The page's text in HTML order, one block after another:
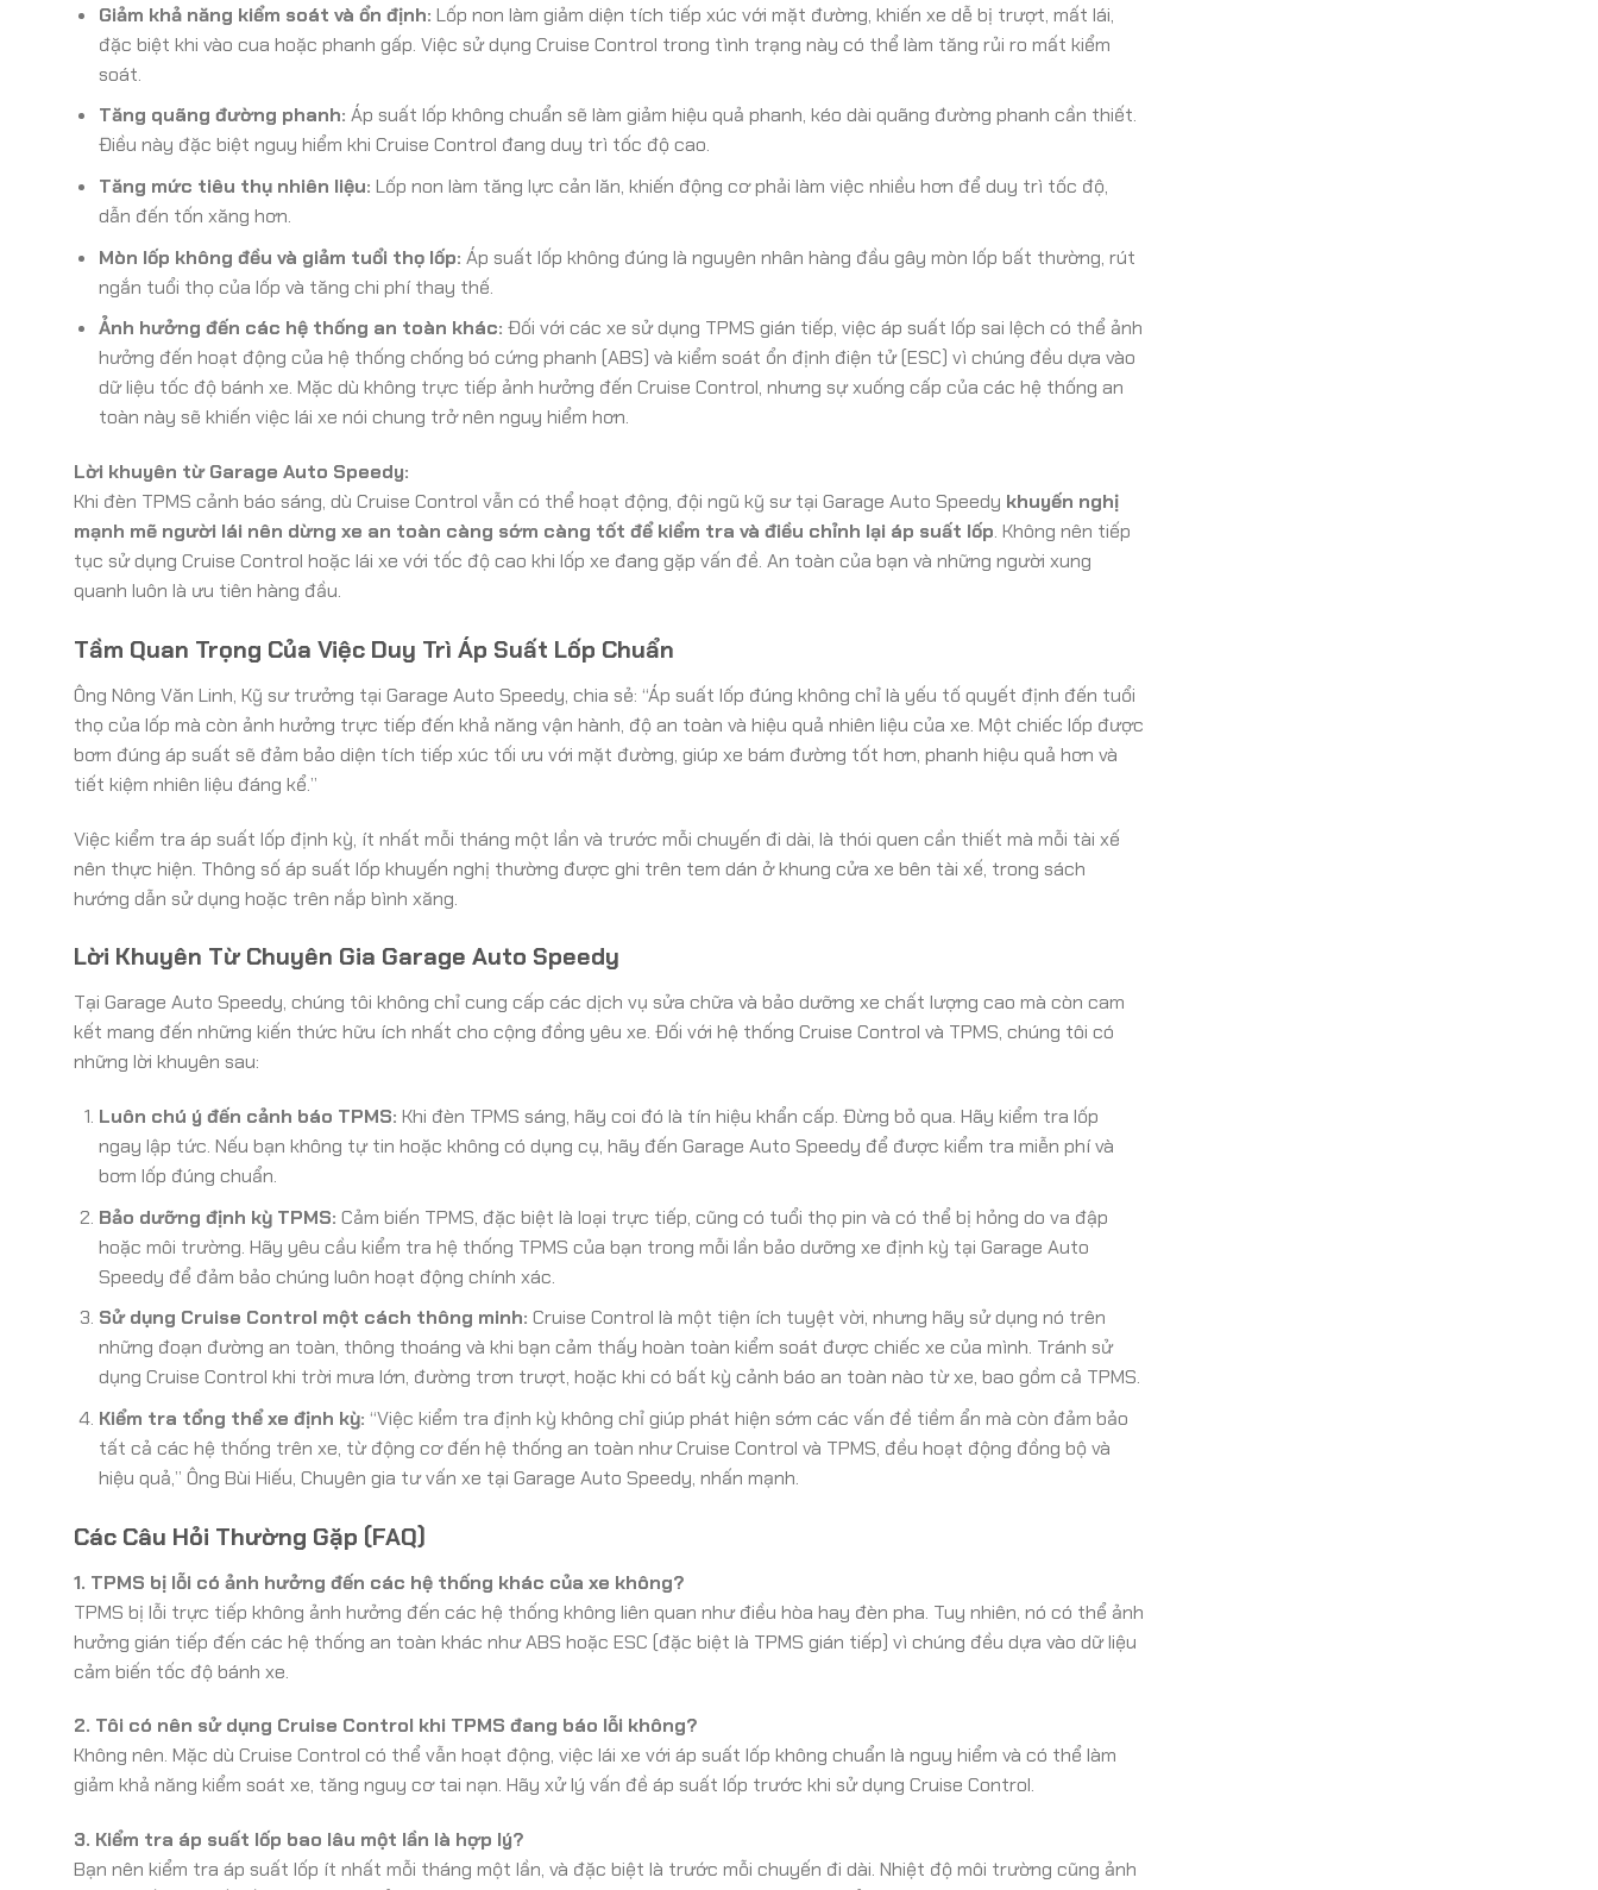
Giảm khả năng kiểm soát và ổn định: Lốp non làm giảm diện tích tiếp xúc với mặt đường, khiến xe dễ bị trượt, mất lái,
đặc biệt khi vào cua hoặc phanh gấp. Việc sử dụng Cruise Control trong tình trạng này có thể làm tăng rủi ro mất kiểm
soát.
Tăng quãng đường phanh: Áp suất lốp không chuẩn sẽ làm giảm hiệu quả phanh, kéo dài quãng đường phanh cần thiết.
Điều này đặc biệt nguy hiểm khi Cruise Control đang duy trì tốc độ cao.
Tăng mức tiêu thụ nhiên liệu: Lốp non làm tăng lực cản lăn, khiến động cơ phải làm việc nhiều hơn để duy trì tốc độ,
dẫn đến tốn xăng hơn.
Mòn lốp không đều và giảm tuổi thọ lốp: Áp suất lốp không đúng là nguyên nhân hàng đầu gây mòn lốp bất thường, rút
ngắn tuổi thọ của lốp và tăng chi phí thay thế.
Ảnh hưởng đến các hệ thống an toàn khác: Đối với các xe sử dụng TPMS gián tiếp, việc áp suất lốp sai lệch có thể ảnh
hưởng đến hoạt động của hệ thống chống bó cứng phanh (ABS) và kiểm soát ổn định điện tử (ESC) vì chúng đều dựa vào
dữ liệu tốc độ bánh xe. Mặc dù không trực tiếp ảnh hưởng đến Cruise Control, nhưng sự xuống cấp của các hệ thống an
toàn này sẽ khiến việc lái xe nói chung trở nên nguy hiểm hơn.
Lời khuyên từ Garage Auto Speedy:
Khi đèn TPMS cảnh báo sáng, dù Cruise Control vẫn có thể hoạt động, đội ngũ kỹ sư tại Garage Auto Speedy khuyến nghị
mạnh mẽ người lái nên dừng xe an toàn càng sớm càng tốt để kiểm tra và điều chỉnh lại áp suất lốp. Không nên tiếp
tục sử dụng Cruise Control hoặc lái xe với tốc độ cao khi lốp xe đang gặp vấn đề. An toàn của bạn và những người xung
quanh luôn là ưu tiên hàng đầu.
Tầm Quan Trọng Của Việc Duy Trì Áp Suất Lốp Chuẩn
Ông Nông Văn Linh, Kỹ sư trưởng tại Garage Auto Speedy, chia sẻ: “Áp suất lốp đúng không chỉ là yếu tố quyết định đến tuổi
thọ của lốp mà còn ảnh hưởng trực tiếp đến khả năng vận hành, độ an toàn và hiệu quả nhiên liệu của xe. Một chiếc lốp được
bơm đúng áp suất sẽ đảm bảo diện tích tiếp xúc tối ưu với mặt đường, giúp xe bám đường tốt hơn, phanh hiệu quả hơn và
tiết kiệm nhiên liệu đáng kể.”
Việc kiểm tra áp suất lốp định kỳ, ít nhất mỗi tháng một lần và trước mỗi chuyến đi dài, là thói quen cần thiết mà mỗi tài xế
nên thực hiện. Thông số áp suất lốp khuyến nghị thường được ghi trên tem dán ở khung cửa xe bên tài xế, trong sách
hướng dẫn sử dụng hoặc trên nắp bình xăng.
Lời Khuyên Từ Chuyên Gia Garage Auto Speedy
Tại Garage Auto Speedy, chúng tôi không chỉ cung cấp các dịch vụ sửa chữa và bảo dưỡng xe chất lượng cao mà còn cam
kết mang đến những kiến thức hữu ích nhất cho cộng đồng yêu xe. Đối với hệ thống Cruise Control và TPMS, chúng tôi có
những lời khuyên sau:
Luôn chú ý đến cảnh báo TPMS: Khi đèn TPMS sáng, hãy coi đó là tín hiệu khẩn cấp. Đừng bỏ qua. Hãy kiểm tra lốp
ngay lập tức. Nếu bạn không tự tin hoặc không có dụng cụ, hãy đến Garage Auto Speedy để được kiểm tra miễn phí và
bơm lốp đúng chuẩn.
Bảo dưỡng định kỳ TPMS: Cảm biến TPMS, đặc biệt là loại trực tiếp, cũng có tuổi thọ pin và có thể bị hỏng do va đập
hoặc môi trường. Hãy yêu cầu kiểm tra hệ thống TPMS của bạn trong mỗi lần bảo dưỡng xe định kỳ tại Garage Auto
Speedy để đảm bảo chúng luôn hoạt động chính xác.
Sử dụng Cruise Control một cách thông minh: Cruise Control là một tiện ích tuyệt vời, nhưng hãy sử dụng nó trên
những đoạn đường an toàn, thông thoáng và khi bạn cảm thấy hoàn toàn kiểm soát được chiếc xe của mình. Tránh sử
dụng Cruise Control khi trời mưa lớn, đường trơn trượt, hoặc khi có bất kỳ cảnh báo an toàn nào từ xe, bao gồm cả TPMS.
Kiểm tra tổng thể xe định kỳ: “Việc kiểm tra định kỳ không chỉ giúp phát hiện sớm các vấn đề tiềm ẩn mà còn đảm bảo
tất cả các hệ thống trên xe, từ động cơ đến hệ thống an toàn như Cruise Control và TPMS, đều hoạt động đồng bộ và
hiệu quả,” Ông Bùi Hiếu, Chuyên gia tư vấn xe tại Garage Auto Speedy, nhấn mạnh.
Các Câu Hỏi Thường Gặp (FAQ)
1. TPMS bị lỗi có ảnh hưởng đến các hệ thống khác của xe không?
TPMS bị lỗi trực tiếp không ảnh hưởng đến các hệ thống không liên quan như điều hòa hay đèn pha. Tuy nhiên, nó có thể ảnh
hưởng gián tiếp đến các hệ thống an toàn khác như ABS hoặc ESC (đặc biệt là TPMS gián tiếp) vì chúng đều dựa vào dữ liệu
cảm biến tốc độ bánh xe.
2. Tôi có nên sử dụng Cruise Control khi TPMS đang báo lỗi không?
Không nên. Mặc dù Cruise Control có thể vẫn hoạt động, việc lái xe với áp suất lốp không chuẩn là nguy hiểm và có thể làm
giảm khả năng kiểm soát xe, tăng nguy cơ tai nạn. Hãy xử lý vấn đề áp suất lốp trước khi sử dụng Cruise Control.
3. Kiểm tra áp suất lốp bao lâu một lần là hợp lý?
Bạn nên kiểm tra áp suất lốp ít nhất mỗi tháng một lần, và đặc biệt là trước mỗi chuyến đi dài. Nhiệt độ môi trường cũng ảnh